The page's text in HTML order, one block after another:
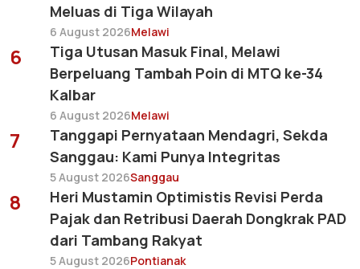
Meluas di Tiga Wilayah
6 August 2026Melawi
6
Tiga Utusan Masuk Final, Melawi
Berpeluang Tambah Poin di MTQ ke-34
Kalbar
6 August 2026Melawi
7
Tanggapi Pernyataan Mendagri, Sekda
Sanggau: Kami Punya Integritas
5 August 2026Sanggau
8
Heri Mustamin Optimistis Revisi Perda
Pajak dan Retribusi Daerah Dongkrak PAD
dari Tambang Rakyat
5 August 2026Pontianak